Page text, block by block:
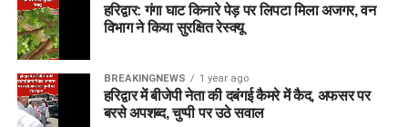
हरिद्वार: गंगा घाट किनारे पेड़ पर लिपटा मिला अजगर, वन
विभाग ने किया सुरक्षित रेस्क्यू
BREAKINGNEWS 1 year ago
हरिद्वार में बीजेपी नेता की दबंगई कैमरे में कैद, अफसर पर
बरसे अपशब्द, चुप्पी पर उठे सवाल